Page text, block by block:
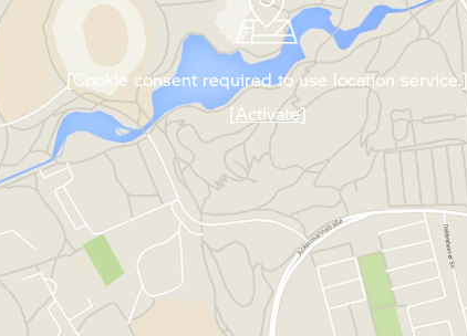
[Cookie consent required to use location service.]
[Activate]